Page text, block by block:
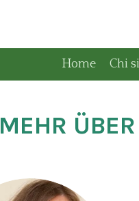
Home Chi
MEHR